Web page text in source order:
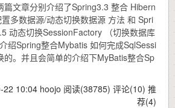
篇文章分别介绍了Spring3.3 整合 Hibern
多数据源/动态切换数据源 方法 和 Spri
动态切换SessionFactory （切换数据库
绍Spring整合Mybatis 如何完成SqlSessi
。并且会简单的介绍下MyBatis整合Sp
22 10:04 hoojo 阅读(38785) 评论(10) 推
荐(4)